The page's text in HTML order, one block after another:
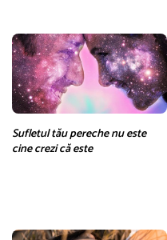
Sufletul tău pereche nu este
cine crezi că este